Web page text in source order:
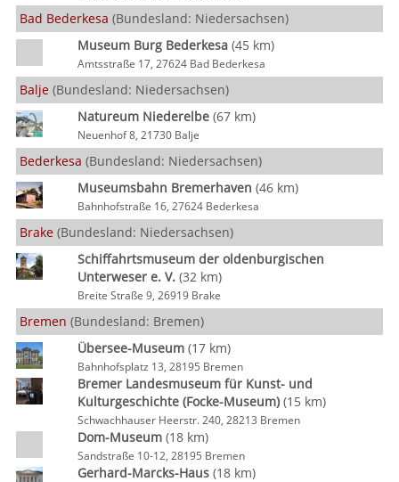
Bad Bederkesa (Bundesland: Niedersachsen)
Museum Burg Bederkesa(45 km)
Amtsstraße 17, 27624 Bad Bederkesa
Balje (Bundesland: Niedersachsen)
Natureum Niederelbe(67 km)
Neuenhof 8, 21730 Balje
Bederkesa (Bundesland: Niedersachsen)
Museumsbahn Bremerhaven (46 km)
Bahnhofstraße 16, 27624 Bederkesa
Brake (Bundesland: Niedersachsen)
Schiffahrtsmuseum der oldenburgischen
Unterweser e. V.(32 km)
Breite Straße 9, 26919 Brake
Bremen (Bundesland: Bremen)
Übersee-Museum(17 km)
Bahnhofsplatz 13, 28195 Bremen
Bremer Landesmuseum für Kunst- und
Kulturgeschichte (Focke-Museum)(15 km)
Schwachhauser Heerstr. 240, 28213 Bremen
Dom-Museum(18 km)
Sandstraße 10-12, 28195 Bremen
Gerhard-Marcks-Haus(18 km)